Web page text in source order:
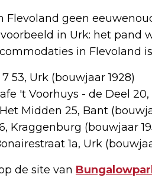
Flevoland geen
in Urk: het pand
in Flevoland
53, Urk (bouwjaar 1928)
't Voorhuys - de Deel
Midden 25, Bant
Kraggenburg (bouwjaar
1a, Urk
de site van